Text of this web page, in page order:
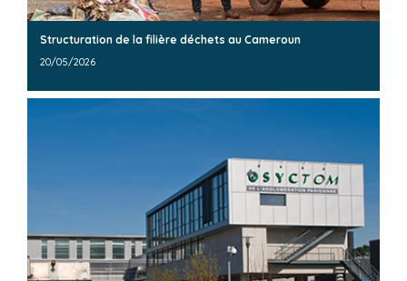
Structuration de la filière déchets au Cameroun
20/05/2026